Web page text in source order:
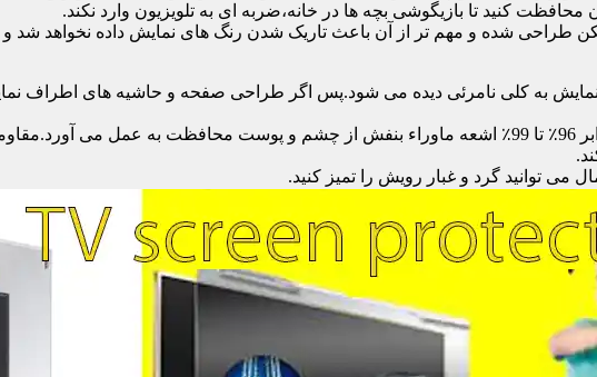
کنید تا بازیگوشی بچه ها در خانه،ضربه ای به تلویزیون وارد نکند.
شده و مهم تر از آن باعث تاریک شدن رنگ های نمایش داده نخواهد شد و با
به کلی نامرئی دیده می شود.پس اگر طراحی صفحه و حاشیه های اطراف
توانید گرد و غبار رویش را تمیز کنید.